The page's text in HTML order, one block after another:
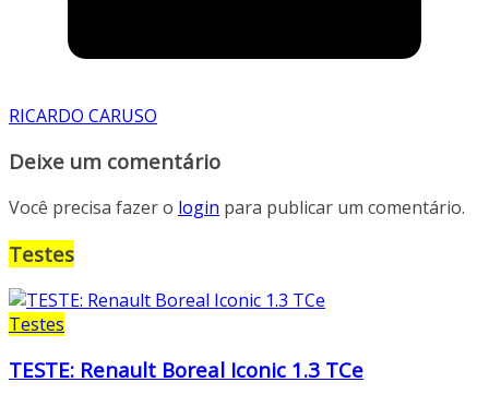
RICARDO CARUSO
Deixe um comentário
Você precisa fazer o login para publicar um comentário.
Testes
Testes
TESTE: Renault Boreal Iconic 1.3 TCe